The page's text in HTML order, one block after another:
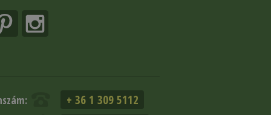
+ 36 1 309 5112